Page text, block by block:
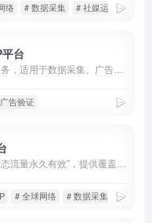
络 # 数据采集 # 社媒运营
台
告验证
# 全球网络 # 数据采集